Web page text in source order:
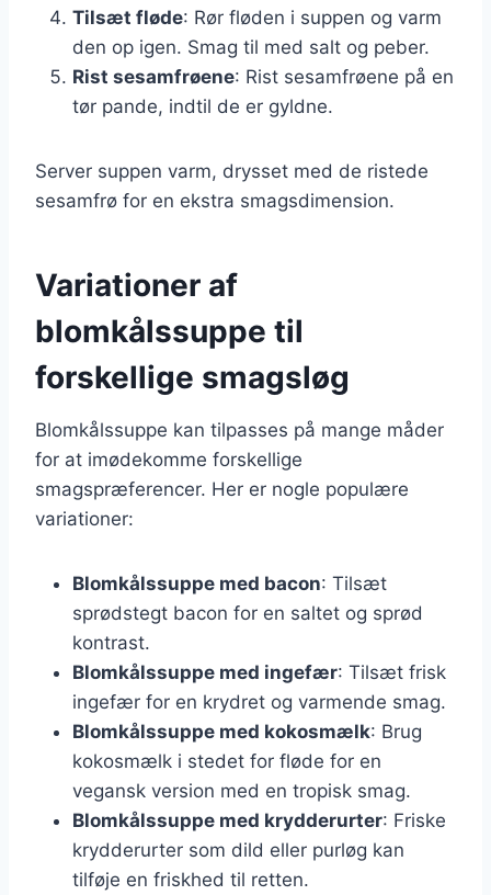
Tilsæt fløde: Rør fløden i suppen og varm
den op igen. Smag til med salt og peber.
Rist sesamfrøene: Rist sesamfrøene på en
tør pande, indtil de er gyldne.
Server suppen varm, drysset med de ristede
sesamfrø for en ekstra smagsdimension.
Variationer af
blomkålssuppe til
forskellige smagsløg
Blomkålssuppe kan tilpasses på mange måder
for at imødekomme forskellige
smagspræferencer. Her er nogle populære
variationer:
Blomkålssuppe med bacon: Tilsæt
sprødstegt bacon for en saltet og sprød
kontrast.
Blomkålssuppe med ingefær: Tilsæt frisk
ingefær for en krydret og varmende smag.
Blomkålssuppe med kokosmælk: Brug
kokosmælk i stedet for fløde for en
vegansk version med en tropisk smag.
Blomkålssuppe med krydderurter: Friske
krydderurter som dild eller purløg kan
tilføje en friskhed til retten.